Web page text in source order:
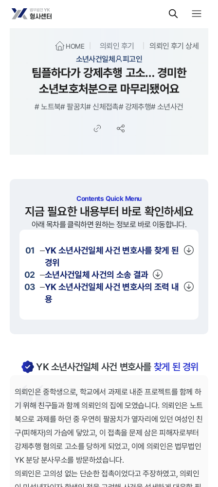
HOME 의뢰인 후기
의뢰인 후기 상세
소년사건일체
피고인
팀플하다가 강제추행 고소… 경미한
소년보호처분으로 마무리됐어요
#노트북#팔꿈치#신체접촉#강제추행#소년사건
Contents Quick Menu
지금 필요한 내용부터 바로 확인하세요
아래 목차를 클릭하면 원하는 정보로 바로 이동합니다.
01 YK소년사건일체사건 변호사를 찾게 된
경위
02
소년사건일체사건의 소송 결과
03
YK소년사건일체사건 변호사의 조력 내
용
YK 소년사건일체 사건 변호사를찾게 된 경위
의뢰인은 중학생으로, 학교에서 과제로 내준 프로젝트를 함께 하
기 위해 친구들과 함께 의뢰인의 집에 모였습니다. 의뢰인은 노트
북으로 과제를 하던 중 우연히 팔꿈치가 옆자리에 있던 여성인 친
구(피해자)의 가슴에 닿았고, 이 접촉을 문제 삼은 피해자로부터
강제추행 혐의로 고소를 당하게 되었고, 이에 의뢰인은 법무법인
YK 분당 분사무소를 방문하셨습니다.
의뢰인은 고의성 없는 단순한 접촉이었다고 주장하였고, 의뢰인